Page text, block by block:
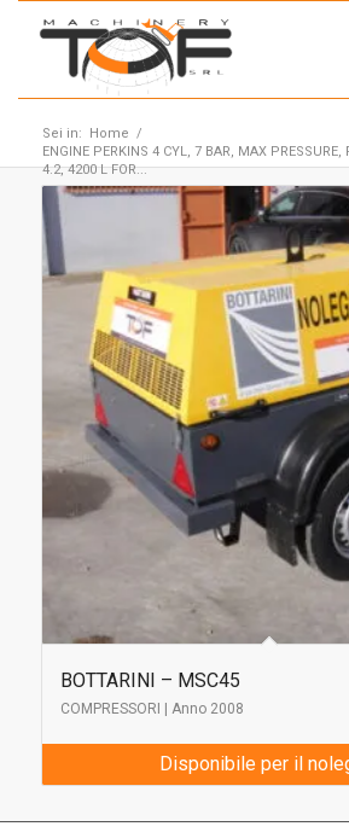
Sei in: Home /
ENGINE PERKINS 4 CYL, 7 BAR, MAX
4.2, 4200 L FOR...
BOTTARINI – MSC45
COMPRESSORI | Anno 2008
Disponibile per il